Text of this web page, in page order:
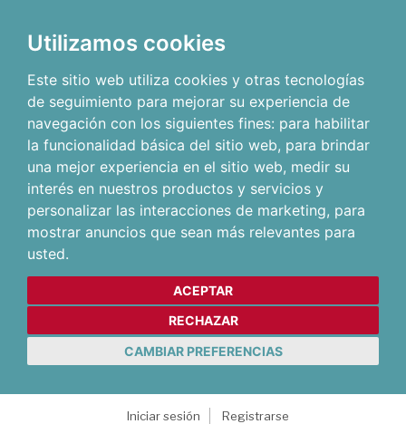
Utilizamos cookies
Este sitio web utiliza cookies y otras tecnologías
de seguimiento para mejorar su experiencia de
navegación con los siguientes fines: para habilitar
la funcionalidad básica del sitio web, para brindar
una mejor experiencia en el sitio web, medir su
interés en nuestros productos y servicios y
personalizar las interacciones de marketing, para
mostrar anuncios que sean más relevantes para
usted.
ACEPTAR
RECHAZAR
CAMBIAR PREFERENCIAS
Iniciar sesión
Registrarse